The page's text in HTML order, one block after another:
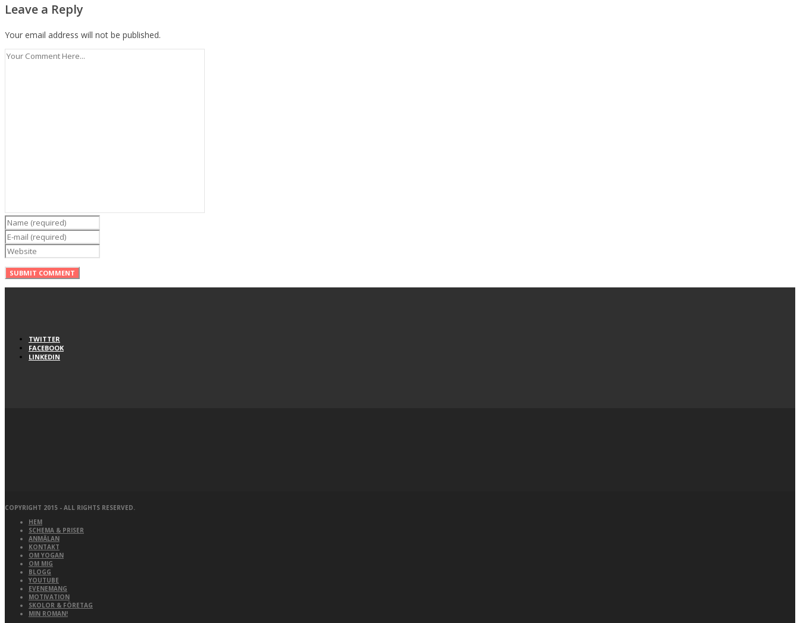
Leave a Reply
Your email address will not be published.
TWITTER
FACEBOOK
LINKEDIN
COPYRIGHT 2015 - ALL RIGHTS RESERVED.
HEM
SCHEMA & PRISER
ANMÄLAN
KONTAKT
OM YOGAN
OM MIG
BLOGG
YOUTUBE
EVENEMANG
MOTIVATION
SKOLOR & FÖRETAG
MIN ROMAN!